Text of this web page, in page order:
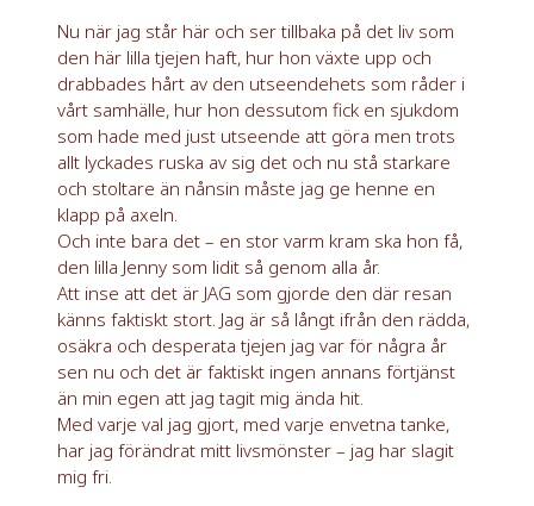
Nu när jag står här och ser tillbaka på det liv som
den här lilla tjejen haft, hur hon växte upp och
drabbades hårt av den utseendehets som råder i
vårt samhälle, hur hon dessutom fick en sjukdom
som hade med just utseende att göra men trots
allt lyckades ruska av sig det och nu stå starkare
och stoltare än nånsin måste jag ge henne en
klapp på axeln.
Och inte bara det – en stor varm kram ska hon få,
den lilla Jenny som lidit så genom alla år.
Att inse att det är JAG som gjorde den där resan
känns faktiskt stort. Jag är så långt ifrån den rädda,
osäkra och desperata tjejen jag var för några år
sen nu och det är faktiskt ingen annans förtjänst
än min egen att jag tagit mig ända hit.
Med varje val jag gjort, med varje envetna tanke,
har jag förändrat mitt livsmönster – jag har slagit
mig fri.